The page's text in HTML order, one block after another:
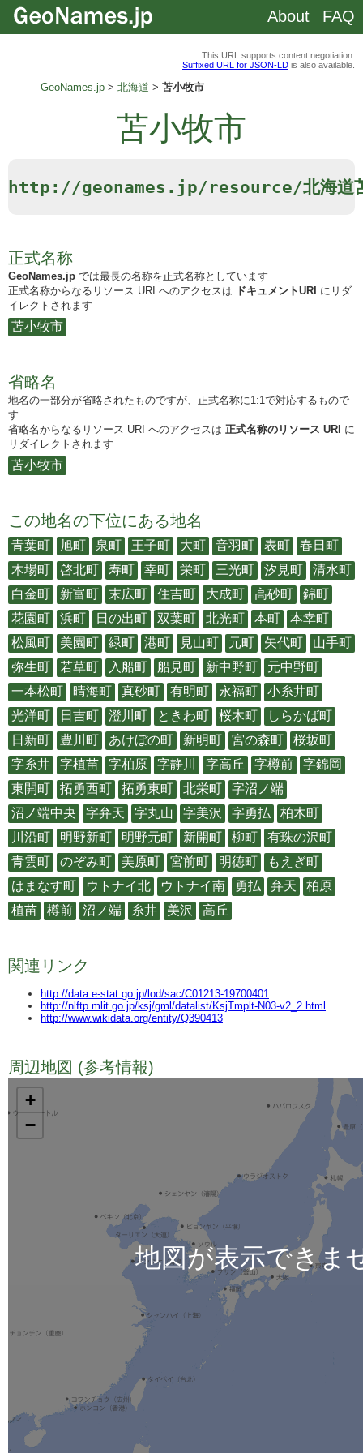
This URL supports content negotiation.
Suffixed URL for JSON-LD is also available.
GeoNames.jp 北海道 苫小牧市
苫小牧市
http://geonames.jp/resource/北海道
正式名称
GeoNames.jp では最長の名称を正式名称としています
正式名称からなるリソース URI へのアクセスは ドキュメントURI にリダ
イレクトされます
苫小牧市
省略名
地名の一部分が省略されたものですが、正式名称に1:1で対応するもので
す
省略名からなるリソース URI へのアクセスは 正式名称のリソース URI に
リダイレクトされます
苫小牧市
この地名の下位にある地名
青葉町 旭町 泉町 王子町 大町 音羽町 表町
春日町
木場町
啓北町 寿町 幸町 栄町 三光町 汐見町
清水町
白金町
新富町 末広町 住吉町 大成町 高砂町
錦町
花園町
浜町 日の出町 双葉町 北光町 本町
本幸町
松風町
美園町 緑町 港町 見山町 元町 矢代町
山手町
弥生町
若草町 入船町 船見町 新中野町
元中野町
一本松町
晴海町 真砂町 有明町 永福町
小糸井町
光洋町
日吉町 澄川町 ときわ町 桜木町
しらかば町
日新町
豊川町 あけぼの町 新明町 宮の森町
桜坂町
字糸井
字植苗 字柏原 字静川 字高丘 字樽前
字錦岡
東開町
拓勇西町 拓勇東町 北栄町
字沼ノ端
沼ノ端中央
字弁天 字丸山 字美沢 字勇払
柏木町
川沿町
明野新町 明野元町 新開町 柳町
有珠の沢町
青雲町
のぞみ町 美原町 宮前町 明徳町
もえぎ町
はまなす町
ウトナイ北 ウトナイ南 勇払 弁天
柏原
植苗
樽前 沼ノ端 糸井 美沢 高丘
関連リンク
http://data.e-stat.go.jp/lod/sac/C01213-19700401
http://nlftp.mlit.go.jp/ksj/gml/datalist/KsjTmplt-N03-v2_2.html
http://www.wikidata.org/entity/Q390413
周辺地図 (参考情報)
+
−
地図が表示できま
About FAQ